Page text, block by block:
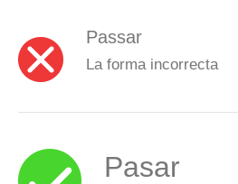
Passar
La forma incorrecta
Pasar